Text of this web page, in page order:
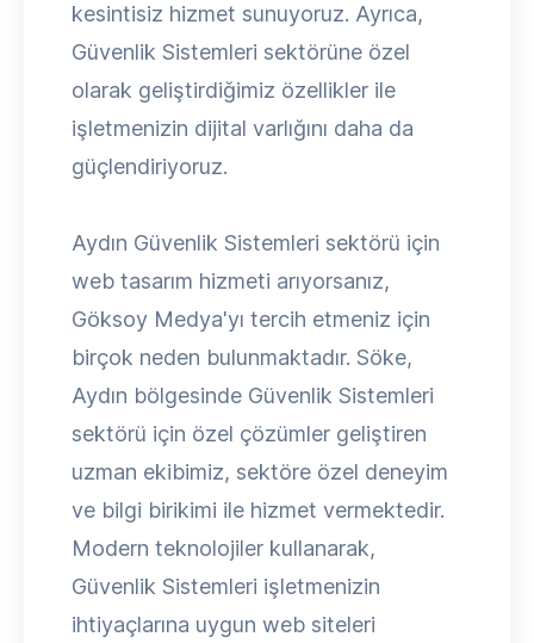
kesintisiz hizmet sunuyoruz. Ayrıca,
Güvenlik Sistemleri sektörüne özel
olarak geliştirdiğimiz özellikler ile
işletmenizin dijital varlığını daha da
güçlendiriyoruz.
Aydın Güvenlik Sistemleri sektörü için
web tasarım hizmeti arıyorsanız,
Göksoy Medya'yı tercih etmeniz için
birçok neden bulunmaktadır. Söke,
Aydın bölgesinde Güvenlik Sistemleri
sektörü için özel çözümler geliştiren
uzman ekibimiz, sektöre özel deneyim
ve bilgi birikimi ile hizmet vermektedir.
Modern teknolojiler kullanarak,
Güvenlik Sistemleri işletmenizin
ihtiyaçlarına uygun web siteleri